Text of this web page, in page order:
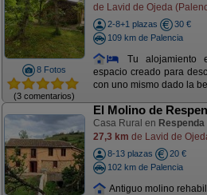
8 Fotos
(3 comentarios)
de Lavid de Ojeda
2-8+1 plazas
30 €
109 km de Palencia
Tu alojamiento
espacio creado para
con uno mismo dado la
El Molino de
Casa Rural en Respenda
27,3 km de Lavid de
8-13 plazas
20 €
102 km de Palencia
Antiguo molino